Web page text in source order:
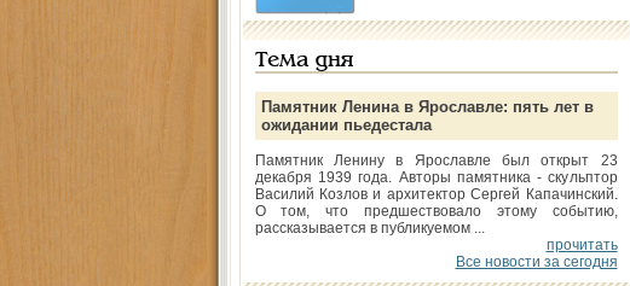
Тема дня
Памятник Ленина в Ярославле: пять лет в
ожидании пьедестала
Памятник Ленину в Ярославле был открыт 23
декабря 1939 года. Авторы памятника - скульптор
Василий Козлов и архитектор Сергей Капачинский.
О том, что предшествовало этому событию,
рассказывается в публикуемом ...
прочитать
Все новости за сегодня